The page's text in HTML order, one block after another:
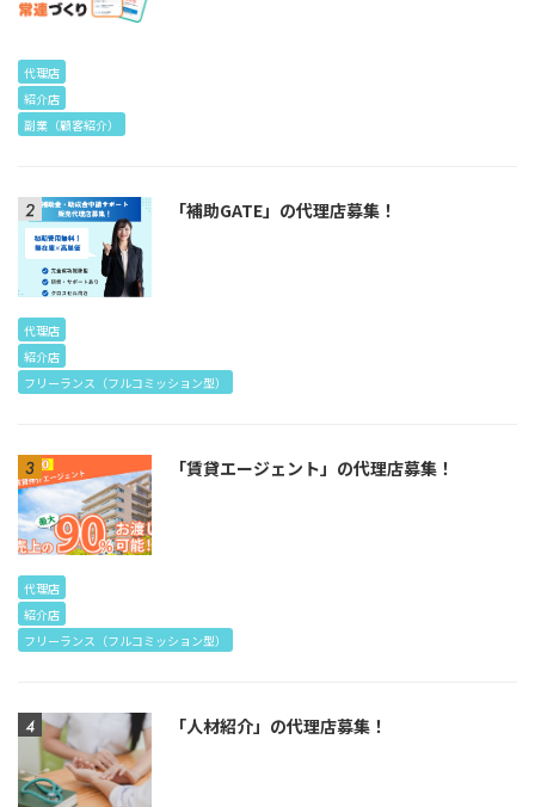
代理店
紹介店
副業（顧客紹介）
「補助GATE」の代理店募集！
代理店
紹介店
フリーランス（フルコミッション型）
「賃貸エージェント」の代理店募集！
代理店
紹介店
フリーランス（フルコミッション型）
「人材紹介」の代理店募集！